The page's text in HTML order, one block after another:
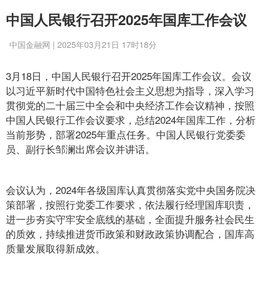
中国人民银行召开2025年国库工作会议
中国金融网 | 2025年03月21日 17时18分
3月18日，中国人民银行召开2025年国库工作会议。会议
以习近平新时代中国特色社会主义思想为指导，深入学习
贯彻党的二十届三中全会和中央经济工作会议精神，按照
中国人民银行工作会议要求，总结2024年国库工作，分析
当前形势，部署2025年重点任务。中国人民银行党委委
员、副行长邹澜出席会议并讲话。
会议认为，2024年各级国库认真贯彻落实党中央国务院决
策部署，按照行党委工作要求，依法履行经理国库职责，
进一步夯实守牢安全底线的基础，全面提升服务社会民生
的质效，持续推进货币政策和财政政策协调配合，国库高
质量发展取得新成效。